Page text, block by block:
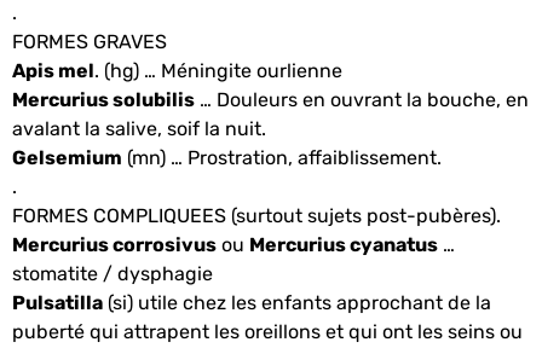
.
FORMES GRAVES
Apis mel. (hg) … Méningite ourlienne
Mercurius solubilis … Douleurs en ouvrant la bouche, en
avalant la salive, soif la nuit.
Gelsemium (mn) … Prostration, affaiblissement.
.
FORMES COMPLIQUEES (surtout sujets post-pubères).
Mercurius corrosivus ou Mercurius cyanatus …
stomatite / dysphagie
Pulsatilla (si) utile chez les enfants approchant de la
puberté qui attrapent les oreillons et qui ont les seins ou